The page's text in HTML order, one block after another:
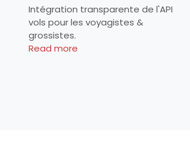
Intégration transparente de l'API
vols pour les voyagistes &
grossistes.
Read more